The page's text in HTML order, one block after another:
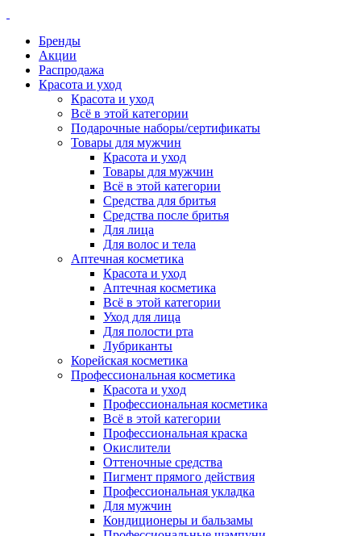
Бренды
Акции
Распродажа
Красота и уход
Красота и уход
Всё в этой категории
Подарочные наборы/сертификаты
Товары для мужчин
Красота и уход
Товары для мужчин
Всё в этой категории
Средства для бритья
Средства после бритья
Для лица
Для волос и тела
Аптечная косметика
Красота и уход
Аптечная косметика
Всё в этой категории
Уход для лица
Для полости рта
Лубриканты
Корейская косметика
Профессиональная косметика
Красота и уход
Профессиональная косметика
Всё в этой категории
Профессиональная краска
Окислители
Оттеночные средства
Пигмент прямого действия
Профессиональная укладка
Для мужчин
Кондиционеры и бальзамы